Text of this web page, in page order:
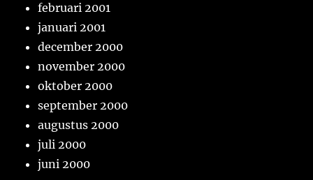
februari 2001
januari 2001
december 2000
november 2000
oktober 2000
september 2000
augustus 2000
juli 2000
juni 2000